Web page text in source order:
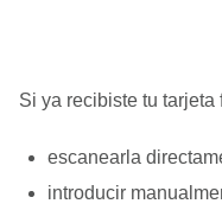
Si ya recibiste tu tarjeta
escanearla
introducir